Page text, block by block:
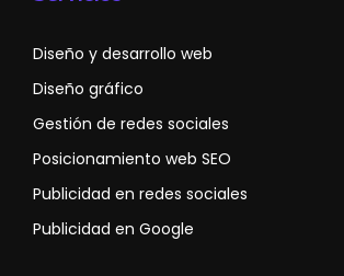
Diseño y desarrollo web
Diseño gráfico
Gestión de redes sociales
Posicionamiento web SEO
Publicidad en redes sociales
Publicidad en Google